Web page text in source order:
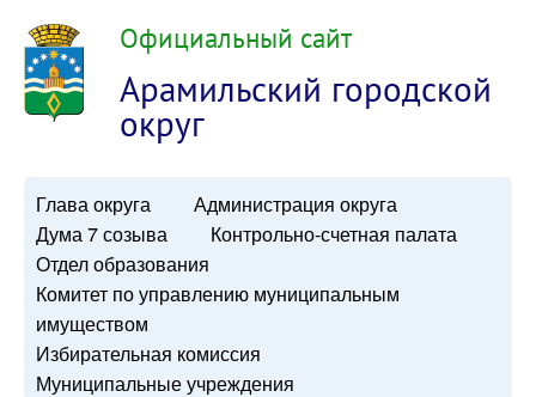
Официальный сайт
Арамильский городской
округ
Глава округа
Администрация округа
Дума 7 созыва
Контрольно-счетная палата
Отдел образования
Комитет по управлению муниципальным
имуществом
Избирательная комиссия
Муниципальные учреждения